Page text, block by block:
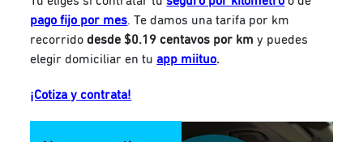
pago fijo por mes. Te damos una tarifa por km
recorridodesde $0.19 centavos por km y puedes
elegir domiciliar en tu app miituo.
¡Cotiza y contrata!